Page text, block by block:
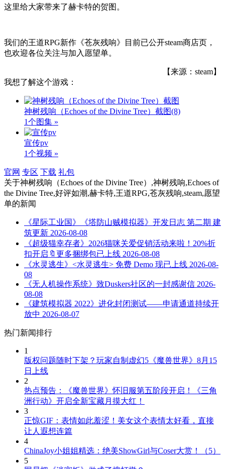
这里给大家带来了赫卡特的贺图。
我们的王道RPG新作《苍灰残响》目前已公开steam商店页，
也欢迎各位关注与加入愿望单。
【来源：steam】
我想了解这个游戏：
神树残响（Echoes of the Divine Tree）截图(8)
1个图集 »
宣传pv
1个视频 »
官网 专区 下载 礼包
关于神树残响（Echoes of the Divine Tree）,神树残响,Echoes of
the Divine Tree,好评如潮,赫卡特,王道RPG,苍灰残响,steam,愿望
单的新闻
《星际工业国》《塔防山贼模拟器》开发日志 第二期 建
筑更新 2026-08-08
《超级猫幸存者》2026猫咪关爱促销活动来啦！20%折
扣开启🔖更多捆绑包已上线 2026-08-08
《水灵逃生》<水灵逃生> 免费 Demo 现已上线 2026-08-
08
《无人机操作系统》致Duskers社区的一封感谢信 2026-
08-08
《建筑模拟器 2022》进化封闭测试——申请通道持续开
放中 2026-08-07
热门新闻排行
1
版权问题随时下架？玩家自制虚幻5《魔兽世界》8月15
日上线
2
热点预告：《魔兽世界》怀旧服第五阶段开启！《三角
洲行动》开启全新宝藏月摸大红！
3
正惊GIF：表情如此羞涩！美女这个表情太好看，直接
让人遐想连篇
4
ChinaJoy小姐姐精选：绝美ShowGirl与Coser大赏！（5）
5